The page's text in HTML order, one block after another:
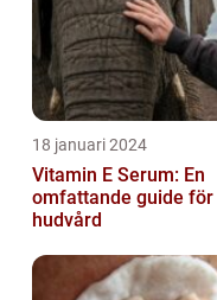
18 januari 2024
Vitamin E Serum: En
omfattande guide för
hudvård